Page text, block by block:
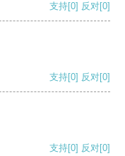
支持[0] 反对[0]
支持[0] 反对[0]
支持[0] 反对[0]